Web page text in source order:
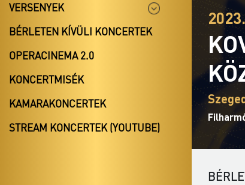
VERSENYEK
BÉRLETEN KÍVÜLI KONCERTEK
OPERACINEMA 2.0
KONCERTMISÉK
KAMARAKONCERTEK
STREAM KONCERTEK (YOUTUBE)